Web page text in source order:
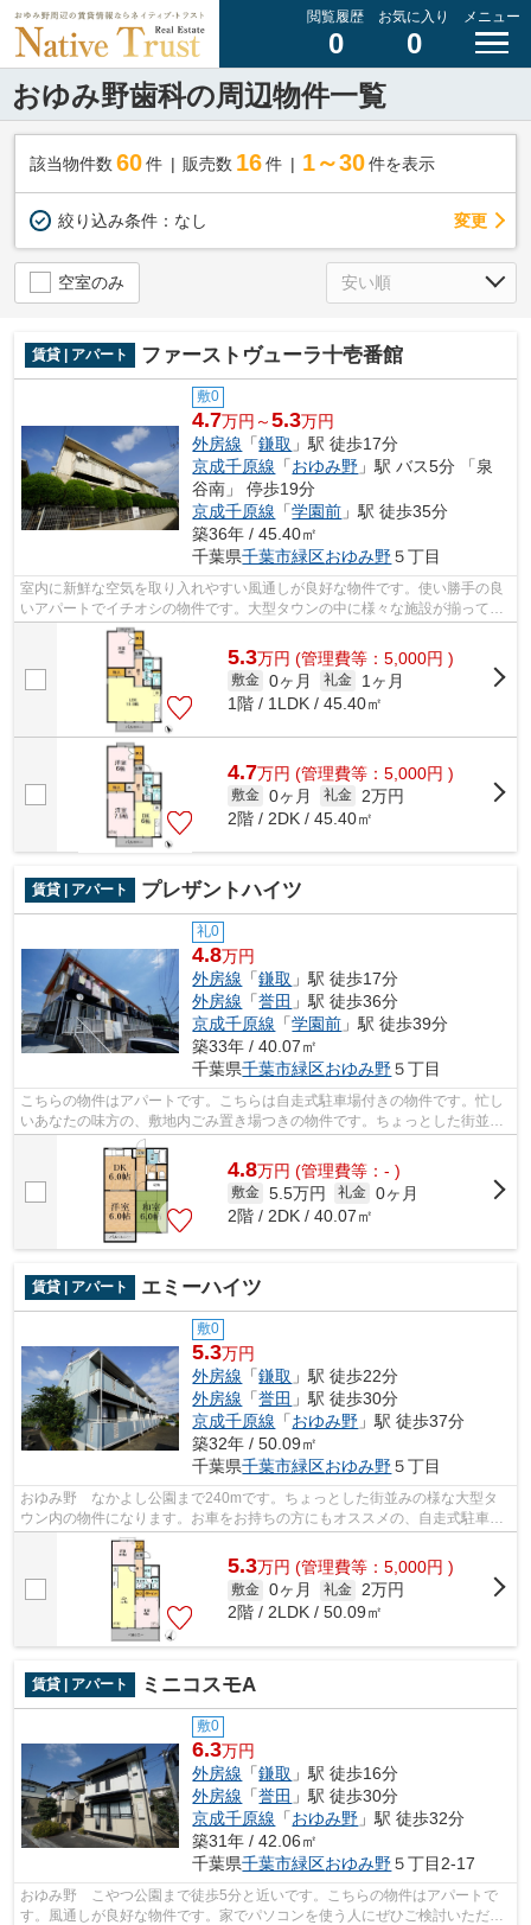
閲覧履歴
0
お気に入り
0
メニュー
おゆみ野歯科の周辺物件一覧
該当物件数 60件 販売数 16 件 1～30 件を表示
絞り込み条件： なし 変更
空室のみ
賃貸 | アパート ファーストヴューラ十壱番館
敷0
4.7万円～5.3万円
外房線 「鎌取 」駅 徒歩17分
京成千原線 「おゆみ野 」駅 バス5分 「泉
谷南」 停歩19分
京成千原線 「学園前 」駅 徒歩35分
築36年 / 45.40㎡
千葉県千葉市緑区おゆみ野５丁目
室内に新鮮な空気を取り入れやすい風通しが良好な物件です。使い勝手の良
いアパートでイチオシの物件です。大型タウンの中に様々な施設が揃ってい
るので嬉しいです。ご来店予約やご質...
5.3万円 (管理費等：5,000円 )
敷金 0ヶ月 礼金
1ヶ月
1階 / 1LDK / 45.40㎡
4.7万円 (管理費等：5,000円 )
敷金 0ヶ月 礼金
2万円
2階 / 2DK / 45.40㎡
賃貸 | アパート プレザントハイツ
礼0
4.8万円
外房線 「鎌取 」駅 徒歩17分
外房線 「誉田 」駅 徒歩36分
京成千原線 「学園前 」駅 徒歩39分
築33年 / 40.07㎡
千葉県千葉市緑区おゆみ野５丁目
こちらの物件はアパートです。こちらは自走式駐車場付きの物件です。忙し
いあなたの味方の、敷地内ごみ置き場つきの物件です。ちょっとした街並み
の様な大型タウン内のアパートになり...
4.8万円 (管理費等：- )
敷金 5.5万円 礼金 0ヶ月
2階 / 2DK / 40.07㎡
賃貸 | アパート エミーハイツ
敷0
5.3万円
外房線 「鎌取 」駅 徒歩22分
外房線 「誉田 」駅 徒歩30分
京成千原線 「おゆみ野 」駅 徒歩37分
築32年 / 50.09㎡
千葉県千葉市緑区おゆみ野５丁目
おゆみ野 なかよし公園まで240mです。ちょっとした街並みの様な大型タ
ウン内の物件になります。お車をお持ちの方にもオススメの、自走式駐車場
を利用できる物件です。ご来店予約やご...
5.3万円 (管理費等：5,000円 )
敷金 0ヶ月 礼金 2万円
2階 / 2LDK / 50.09㎡
賃貸 | アパート ミニコスモA
敷0
6.3万円
外房線 「鎌取 」駅 徒歩16分
外房線 「誉田 」駅 徒歩30分
京成千原線 「おゆみ野 」駅 徒歩32分
築31年 / 42.06㎡
千葉県千葉市緑区おゆみ野５丁目2-17
おゆみ野 こやつ公園まで徒歩5分と近いです。こちらの物件はアパートで
す。風通しが良好な物件です。家でパソコンを使う人にぜひご検討いただき